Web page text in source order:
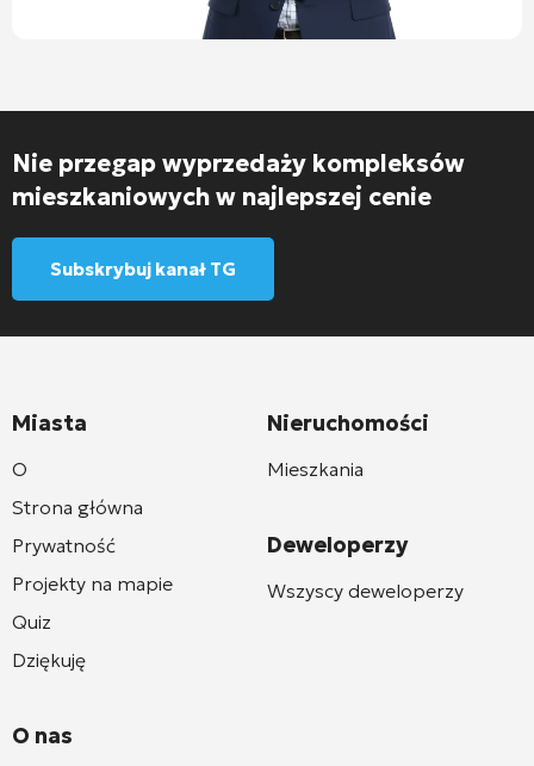
Nie przegap wyprzedaży kompleksów
mieszkaniowych w najlepszej cenie
Subskrybuj kanał TG
Miasta
O
Strona główna
Prywatność
Projekty na mapie
Quiz
Dziękuję
O nas
Nieruchomości
Mieszkania
Deweloperzy
Wszyscy deweloperzy